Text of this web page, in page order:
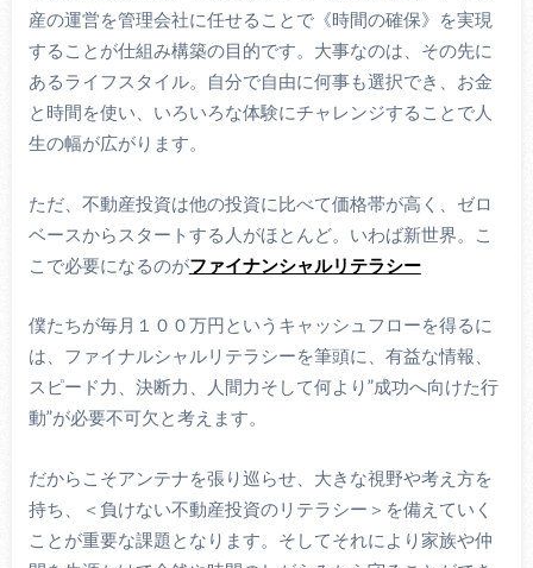
産の運営を管理会社に任せることで《時間の確保》を実現
することが仕組み構築の目的です。大事なのは、その先に
あるライフスタイル。自分で自由に何事も選択でき、お金
と時間を使い、いろいろな体験にチャレンジすることで人
生の幅が広がります。
ただ、不動産投資は他の投資に比べて価格帯が高く、ゼロ
ベースからスタートする人がほとんど。いわば新世界。こ
こで必要になるのがファイナンシャルリテラシー
僕たちが毎月１００万円というキャッシュフローを得るに
は、ファイナルシャルリテラシーを筆頭に、有益な情報、
スピード力、決断力、人間力そして何より”成功へ向けた行
動”が必要不可欠と考えます。
だからこそアンテナを張り巡らせ、大きな視野や考え方を
持ち、＜負けない不動産投資のリテラシー＞を備えていく
ことが重要な課題となります。そしてそれにより家族や仲